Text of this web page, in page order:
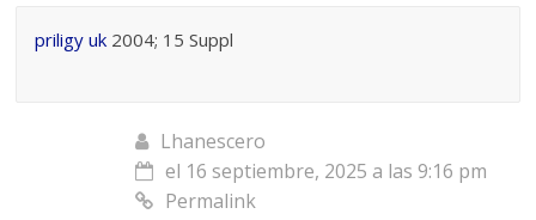
priligy uk 2004; 15 Suppl
Lhanescero
el 16 septiembre, 2025 a las 9:16 pm
Permalink